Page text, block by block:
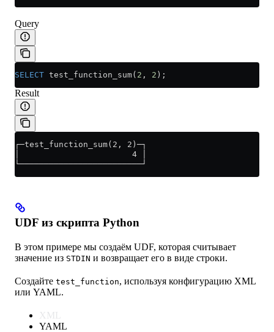
Query
SELECT test_function_sum( 2 , 2 );
Result
┌─test_function_sum(2, 2)─┐
│                       4 │
└─────────────────────────┘
UDF из скрипта Python
В этом примере мы создаём UDF, которая считывает
значение из STDIN и возвращает его в виде строки.
Создайте test_function, используя конфигурацию XML
или YAML.
XML
YAML